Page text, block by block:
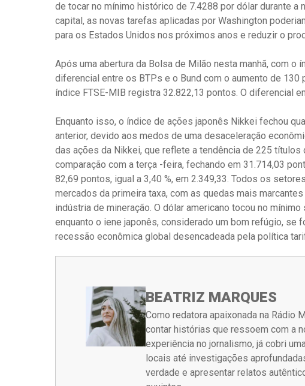
de tocar no mínimo histórico de 7.4288 por dólar durante a
capital, as novas tarefas aplicadas por Washington
para os Estados Unidos nos próximos anos e reduzir o
Após uma abertura da Bolsa de Milão nesta manhã, com o
diferencial entre os BTPs e o Bund com o aumento de 130
índice FTSE-MIB registra 32.822,13 pontos. O diferencial
Enquanto isso, o índice de ações japonês Nikkei fechou
anterior, devido aos medos de uma desaceleração
das ações da Nikkei, que reflete a tendência de 225 títulos
comparação com a terça -feira, fechando em 31.714,03
82,69 pontos, igual a 3,40 %, em 2.349,33. Todos os
mercados da primeira taxa, com as quedas mais
indústria de mineração. O dólar americano tocou no
enquanto o iene japonês, considerado um bom refúgio, se
recessão econômica global desencadeada pela política
BEATRIZ MARQUES
Como redatora apaixonada na Rádio
contar histórias que ressoem com a
experiência no jornalismo, já cobri
locais até investigações
verdade e apresentar relatos